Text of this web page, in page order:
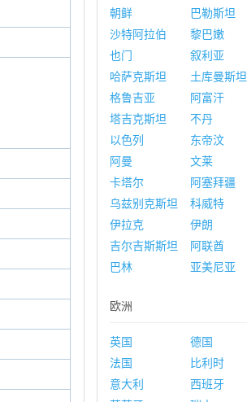
朝鲜
巴勒斯坦
沙特阿拉伯
黎巴嫩
也门
叙利亚
哈萨克斯坦
土库曼斯坦
格鲁吉亚
阿富汗
塔吉克斯坦
不丹
以色列
东帝汶
阿曼
文莱
卡塔尔
阿塞拜疆
乌兹别克斯坦
科威特
伊拉克
伊朗
吉尔吉斯斯坦
阿联酋
巴林
亚美尼亚
欧洲
英国
德国
法国
比利时
意大利
西班牙